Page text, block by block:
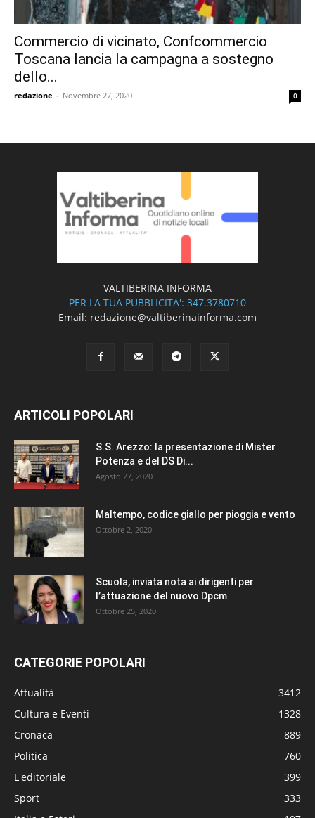
Commercio di vicinato, Confcommercio
Toscana lancia la campagna a sostegno
dello...
redazione - Novembre 27, 2020 0
VALTIBERINA INFORMA
PER LA TUA PUBBLICITA': 347.3780710
Email: redazione@valtiberinainforma.com
ARTICOLI POPOLARI
S.S. Arezzo: la presentazione di Mister
Potenza e del DS Di...
Agosto 27, 2020
Maltempo, codice giallo per pioggia e vento
Ottobre 2, 2020
Scuola, inviata nota ai dirigenti per
l’attuazione del nuovo Dpcm
Ottobre 25, 2020
CATEGORIE POPOLARI
Attualità
3412
Cultura e Eventi
1328
Cronaca
889
Politica
760
L'editoriale
399
Sport
333